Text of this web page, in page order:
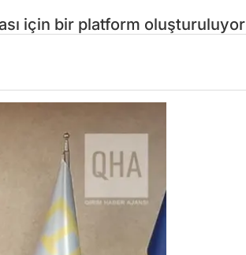
için bir platform oluşturuluyor